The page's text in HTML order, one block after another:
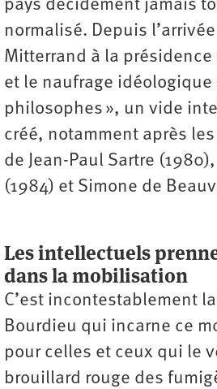
pays décidément jamais
normalisé. Depuis
Mitterrand à la
et le naufrage idéologique
philosophes », un vide
créé, notamment après
de Jean-Paul Sartre
(1984) et Simone de
Les intellectuels
dans la mobilisation
C’est incontestablement
Bourdieu qui incarne ce
pour celles et ceux qui le
brouillard rouge des